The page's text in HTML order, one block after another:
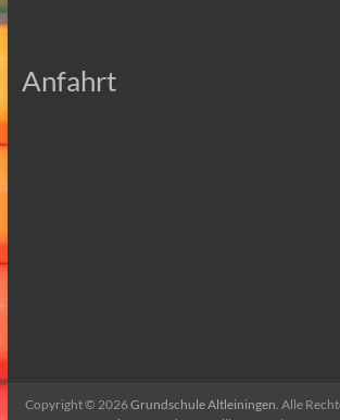
Anfahrt
Copyright © 2026Grundschule Altleiningen . Alle